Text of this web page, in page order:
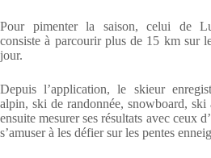
Pour pimenter la saison, celui de
consiste à parcourir plus de 15 km sur
jour.
Depuis l’application, le skieur
alpin, ski de randonnée, snowboard,
ensuite mesurer ses résultats avec ceux
s’amuser à les défier sur les pentes